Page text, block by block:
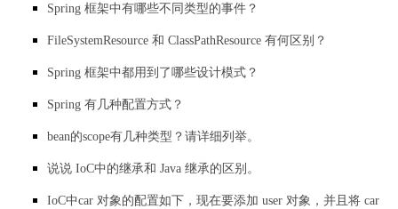
Spring 框架中有哪些不同类型的事件？
FileSystemResource 和 ClassPathResource 有何区别？
Spring 框架中都用到了哪些设计模式？
Spring 有几种配置方式？
bean的scope有几种类型？请详细列举。
说说 IoC中的继承和 Java 继承的区别。
IoC中car 对象的配置如下，现在要添加 user 对象，并且将 car